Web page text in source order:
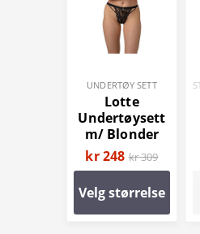
UNDERTØY SETT
Lotte
Undertøysett
m/ Blonder
kr 248 kr 309
Velg størrelse